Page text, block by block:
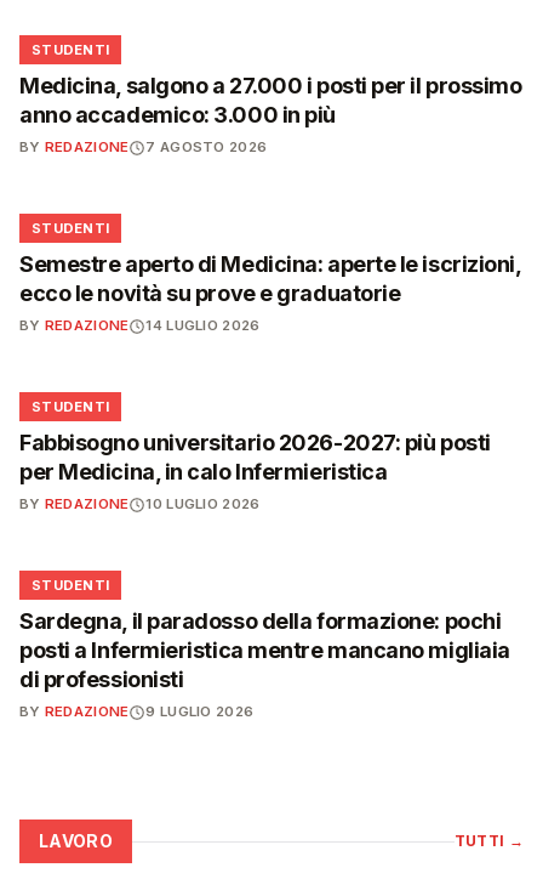
🎓
STUDENTI
Medicina, salgono a 27.000 i posti per il prossimo
anno accademico: 3.000 in più
BY REDAZIONE 7 AGOSTO 2026
🎓
STUDENTI
Semestre aperto di Medicina: aperte le iscrizioni,
ecco le novità su prove e graduatorie
BY REDAZIONE 14 LUGLIO 2026
🎓
STUDENTI
Fabbisogno universitario 2026-2027: più posti
per Medicina, in calo Infermieristica
BY REDAZIONE 10 LUGLIO 2026
🎓
STUDENTI
Sardegna, il paradosso della formazione: pochi
posti a Infermieristica mentre mancano migliaia
di professionisti
BY REDAZIONE 9 LUGLIO 2026
LAVORO TUTTI →